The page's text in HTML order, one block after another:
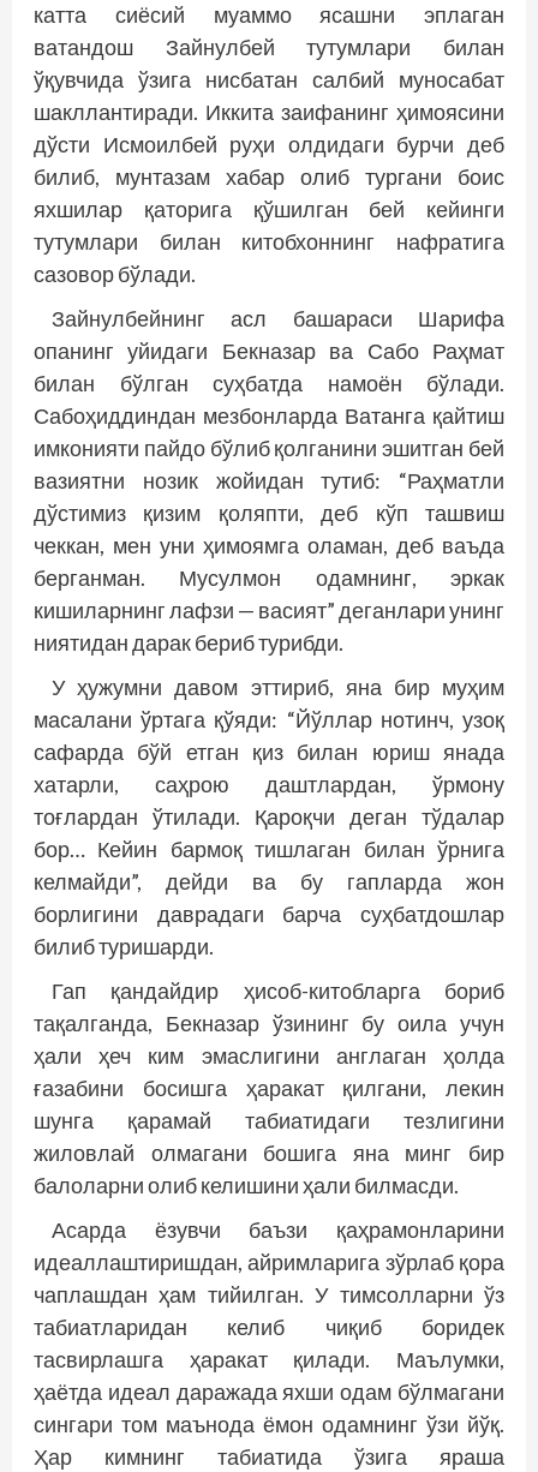
катта сиёсий муаммо ясашни эплаган
ватандош Зайнулбей тутумлари билан
ўқувчида ўзига нисбатан салбий муносабат
шакллантиради. Иккита заифанинг ҳимоясини
дўсти Исмоилбей руҳи олдидаги бурчи деб
билиб, мунтазам хабар олиб тургани боис
яхшилар қаторига қўшилган бей кейинги
тутумлари билан китобхоннинг нафратига
сазовор бўлади.
Зайнулбейнинг асл башараси Шарифа
опанинг уйидаги Бекназар ва Сабо Раҳмат
билан бўлган суҳбатда намоён бўлади.
Сабоҳиддиндан мезбонларда Ватанга қайтиш
имконияти пайдо бўлиб қолганини эшитган бей
вазиятни нозик жойидан тутиб: “Раҳматли
дўстимиз қизим қоляпти, деб кўп ташвиш
чеккан, мен уни ҳимоямга оламан, деб ваъда
берганман. Мусулмон одамнинг, эркак
кишиларнинг лафзи — васият” деганлари унинг
ниятидан дарак бериб турибди.
У ҳужумни давом эттириб, яна бир муҳим
масалани ўртага қўяди: “Йўллар нотинч, узоқ
сафарда бўй етган қиз билан юриш янада
хатарли, саҳрою даштлардан, ўрмону
тоғлардан ўтилади. Қароқчи деган тўдалар
бор… Кейин бармоқ тишлаган билан ўрнига
келмайди”, дейди ва бу гапларда жон
борлигини даврадаги барча суҳбатдошлар
билиб туришарди.
Гап қандайдир ҳисоб-китобларга бориб
тақалганда, Бекназар ўзининг бу оила учун
ҳали ҳеч ким эмаслигини англаган ҳолда
ғазабини босишга ҳаракат қилгани, лекин
шунга қарамай табиатидаги тезлигини
жиловлай олмагани бошига яна минг бир
балоларни олиб келишини ҳали билмасди.
Асарда ёзувчи баъзи қаҳрамонларини
идеаллаштиришдан, айримларига зўрлаб қора
чаплашдан ҳам тийилган. У тимсолларни ўз
табиатларидан келиб чиқиб боридек
тасвирлашга ҳаракат қилади. Маълумки,
ҳаётда идеал даражада яхши одам бўлмагани
сингари том маънода ёмон одамнинг ўзи йўқ.
Ҳар кимнинг табиатида ўзига яраша